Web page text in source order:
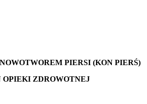
PIERSI (KON PIERŚ)
OPIEKI ZDROWOTNEJ